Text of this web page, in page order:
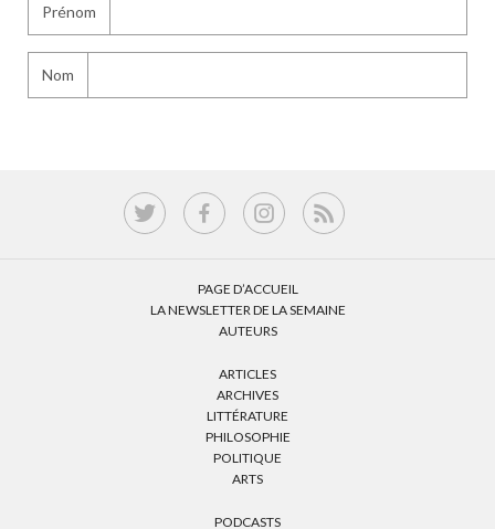
Prénom
Nom
PAGE D’ACCUEIL
LA NEWSLETTER DE LA SEMAINE
AUTEURS
ARTICLES
ARCHIVES
LITTÉRATURE
PHILOSOPHIE
POLITIQUE
ARTS
PODCASTS